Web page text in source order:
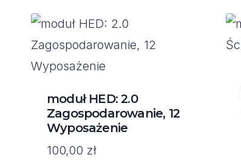
moduł HED: 2.0
Zagospodarowanie, 12
Wyposażenie
100,00 zł